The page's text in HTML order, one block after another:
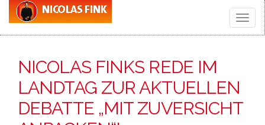
Toggle
NICOLAS FINKS REDE IM
LANDTAG ZUR AKTUELLEN
DEBATTE „MIT ZUVERSICHT